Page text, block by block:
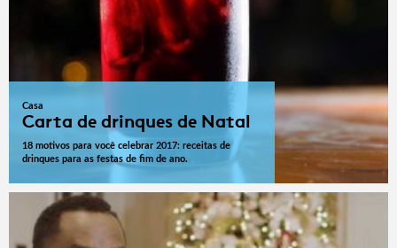
Casa
Carta de drinques de Natal
18 motivos para você celebrar 2017: receitas de
drinques para as festas de fim de ano.